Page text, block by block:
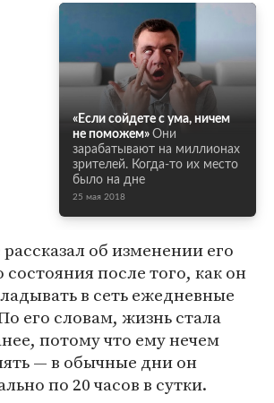
«Если сойдете с ума, ничем
не поможем» Они
зарабатывают на миллионах
зрителей. Когда-то их место
было на дне
25 мая 2018
об изменении его
состояния после того, как он
в сеть ежедневные
его словам, жизнь стала
потому что ему нечем
— в обычные дни он
по 20 часов в сутки.